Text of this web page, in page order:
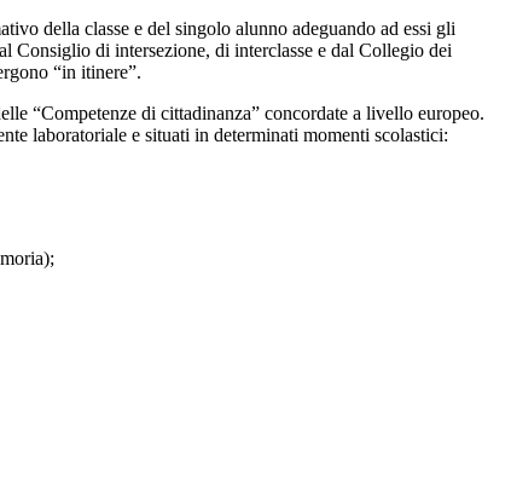
della classe e del singolo alunno adeguando ad essi gli
Consiglio di intersezione, di interclasse e dal Collegio dei
“in itinere”.
“Competenze di cittadinanza” concordate a livello europeo.
laboratoriale e situati in determinati momenti scolastici: